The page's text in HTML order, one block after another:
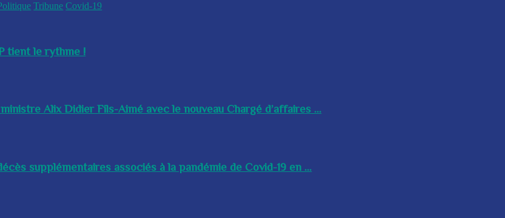
Tribune Covid-19
tient le rythme !
Alix Didier Fils-Aimé avec le nouveau Chargé d’affaires ...
supplémentaires associés à la pandémie de Covid-19 en ...